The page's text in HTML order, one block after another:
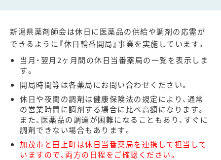
新潟県薬剤師会は休日に医薬品の供給や調剤の応需が
できるように『休日輪番開局』事業を実施しています。
当月・翌月2ヶ月間の休日当番薬局の一覧を表示しま
す。
開局時間等は各薬局にお問い合わせください。
休日や夜間の調剤は健康保険法の規定により、通常
の営業時間に調剤する場合に比べ高額になります。
また、医薬品の調達が困難になることもあり、すぐに
調剤できない場合もあります。
加茂市と田上町は休日当番薬局を連携して担当して
いますので、両方の日程をご確認ください。